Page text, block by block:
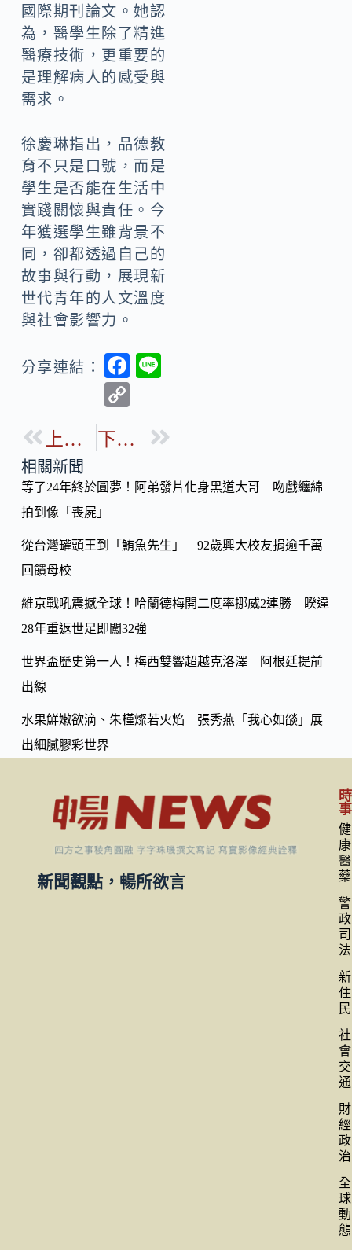
國際期刊論文。她認
為，醫學生除了精進
醫療技術，更重要的
是理解病人的感受與
需求。
徐慶琳指出，品德教
育不只是口號，而是
學生是否能在生活中
實踐關懷與責任。今
年獲選學生雖背景不
同，卻都透過自己的
故事與行動，展現新
世代青年的人文溫度
與社會影響力。
分享連結：
F
b
o
p
Li
k
上一篇 下一篇
相關新聞
等了24年終於圓夢！阿弟發片化身黑道大哥 吻戲纏綿
拍到像「喪屍」
從台灣罐頭王到「鮪魚先生」 92歲興大校友捐逾千萬
回饋母校
維京戰吼震撼全球！哈蘭德梅開二度率挪威2連勝 睽違
28年重返世足即闖32強
世界盃歷史第一人！梅西雙響超越克洛澤 阿根廷提前
出線
水果鮮嫩欲滴、朱槿燦若火焰 張秀燕「我心如燄」展
出細膩膠彩世界
新聞觀點，暢所欲言
時
事
健
康
醫
藥
警
政
司
法
新
住
民
社
會
交
通
財
經
政
治
全
球
動
態